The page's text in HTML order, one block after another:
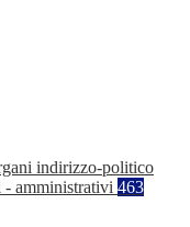
indirizzo-politico
amministrativi 463